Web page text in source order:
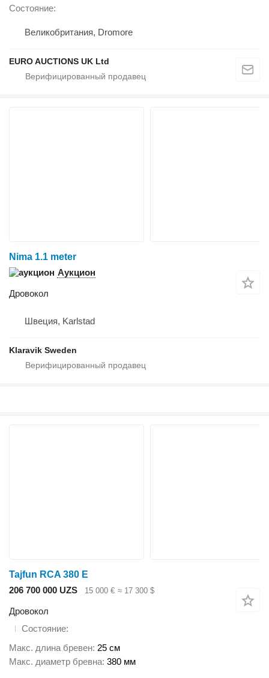
Состояние
Великобритания, Dromore
EURO AUCTIONS UK Ltd
Nima 1.1 meter
Аукцион
Дровокол
Швеция, Karlstad
Klaravik Sweden
Tajfun RCA 380 E
206 700 000 UZS
15 000 € ≈ 17 300 $
Дровокол
Состояние
Макс. длина бревен 25 см
Макс. диаметр бревна 380 мм